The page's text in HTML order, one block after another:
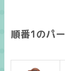
順番1のパ